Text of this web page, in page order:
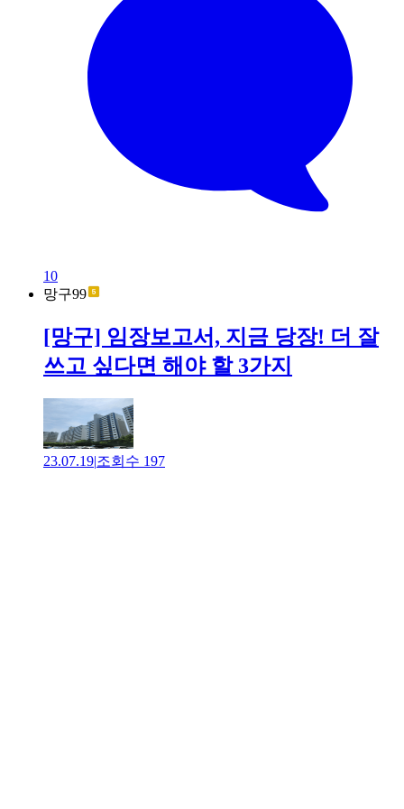
10
망구99
[망구] 임장보고서, 지금 당장! 더 잘
쓰고 싶다면 해야 할 3가지
23.07.19|조회수 197